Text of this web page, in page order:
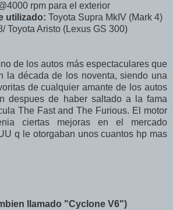
rpm para el exterior
utilizado: Toyota Supra MkIV (Mark 4)
Toyota Aristo (Lexus GS 300)
de los autos más espectaculares que
la década de los noventa, siendo una
de cualquier amante de los autos
despues de haber saltado a la fama
The Fast and The Furious. El motor
ciertas mejoras en el mercado
q le otorgaban unos cuantos hp mas
llamado "Cyclone V6")